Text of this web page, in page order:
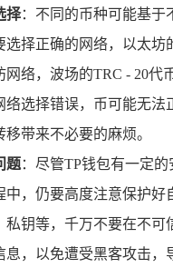
择：不同的币种可能基于
选择正确的网络，以太坊
网络，波场的TRC - 20代
络选择错误，币可能无法
带来不必要的麻烦。
题：尽管TP钱包有一定
中，仍要高度注意保护好
私钥等，千万不要在不可
息，以免遭受黑客攻击，